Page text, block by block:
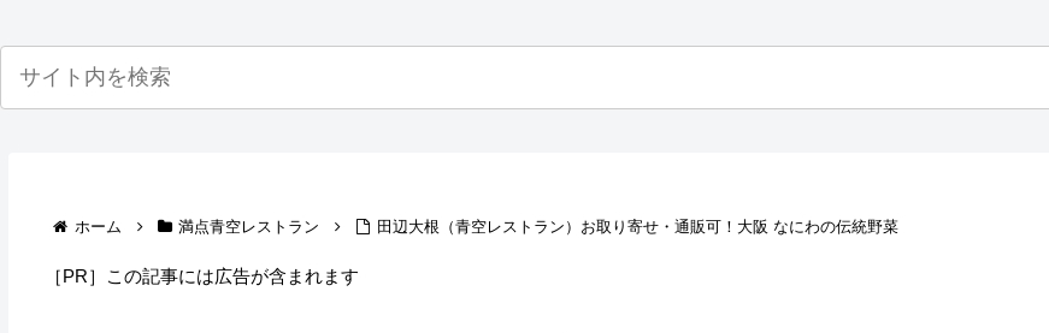
ホーム 満点青空レストラン 田辺大根（青空レストラン）お取り寄せ・通販可！大阪 なにわの伝統野菜
［PR］この記事には広告が含まれます